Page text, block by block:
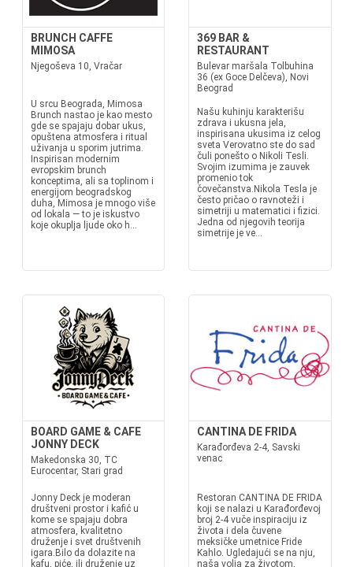
BRUNCH CAFFE
MIMOSA
Njegoševa 10, Vračar
U srcu Beograda, Mimosa
Brunch nastao je kao mesto
gde se spajaju dobar ukus,
opuštena atmosfera i ritual
uživanja u sporim jutrima.
Inspirisan modernim
evropskim brunch
konceptima, ali sa toplinom i
energijom beogradskog
duha, Mimosa je mnogo više
od lokala — to je iskustvo
koje okuplja ljude oko h...
369 BAR &
RESTAURANT
Bulevar maršala Tolbuhina
36 (ex Goce Delčeva), Novi
Beograd
Našu kuhinju karakterišu
zdrava i ukusna jela,
inspirisana ukusima iz celog
sveta Verovatno ste do sad
čuli ponešto o Nikoli Tesli.
Svojim izumima je zauvek
promenio tok
čovečanstva.Nikola Tesla je
često pričao o ravnoteži i
simetriji u matematici i fizici.
Jedna od njegovih teorija
simetrije je ve...
BOARD GAME & CAFE
JONNY DECK
Makedonska 30, TC
Eurocentar, Stari grad
Jonny Deck je moderan
društveni prostor i kafić u
kome se spajaju dobra
atmosfera, kvalitetno
druženje i svet društvenih
igara.Bilo da dolazite na
kafu, piće, ili druženje uz
CANTINA DE FRIDA
Karađorđeva 2-4, Savski
venac
Restoran CANTINA DE FRIDA
koji se nalazi u Karađorđevoj
broj 2-4 vuče inspiraciju iz
života i dela čuvene
meksičke umetnice Fride
Kahlo. Ugledajući se na nju,
naša volja za životom,